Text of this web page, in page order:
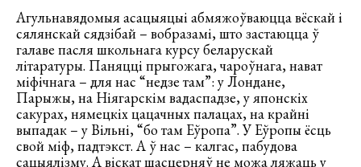
Агульнавядомыя асацыяцыі абмяжоўваюцца вёскай і
сялянскай сядзібай – вобразамі, што застаюцца ў
галаве пасля школьнага курсу беларускай
літаратуры. Паняцці прыгожага, чароўнага, нават
міфічнага – для нас “недзе там”: у Лондане,
Парыжы, на Ніягарскім вадаспадзе, у японскіх
сакурах, нямецкіх цацачных палацах, на крайні
выпадак – у Вільні, “бо там Еўропа”. У Еўропы ёсць
свой міф, падтэкст. А ў нас – калгас, пабудова
сацыялізму. А віскат шасцерняў не можа ляжаць у